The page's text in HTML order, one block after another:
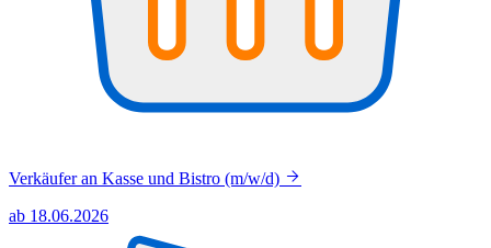
Verkäufer an Kasse und Bistro (m/w/d)
ab 18.06.2026